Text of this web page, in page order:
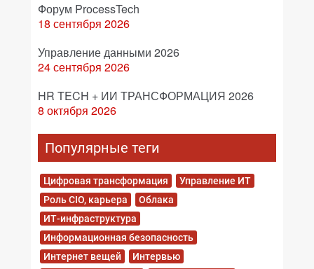
Форум ProcessTech
18 сентября 2026
Управление данными 2026
24 сентября 2026
HR TECH + ИИ ТРАНСФОРМАЦИЯ 2026
8 октября 2026
Популярные теги
Цифровая трансформация
Управление ИТ
Роль CIO, карьера
Облака
ИТ-инфраструктура
Информационная безопасность
Интернет вещей
Интервью